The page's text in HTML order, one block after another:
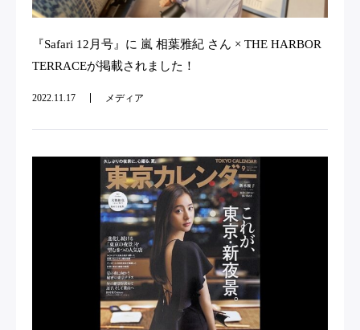
『Safari 12月号』に 嵐 相葉雅紀 さん × THE HARBOR
TERRACEが掲載されました！
2022.11.17 メディア